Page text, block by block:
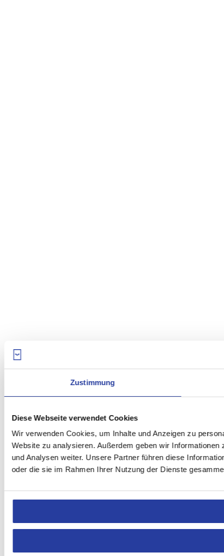
Zustimmung
Diese Webseite verwendet Cookies
Wir verwenden Cookies, um Inhalte und Anzeigen zu
Website zu analysieren. Außerdem geben wir
und Analysen weiter. Unsere Partner führen diese
oder die sie im Rahmen Ihrer Nutzung der Dienste